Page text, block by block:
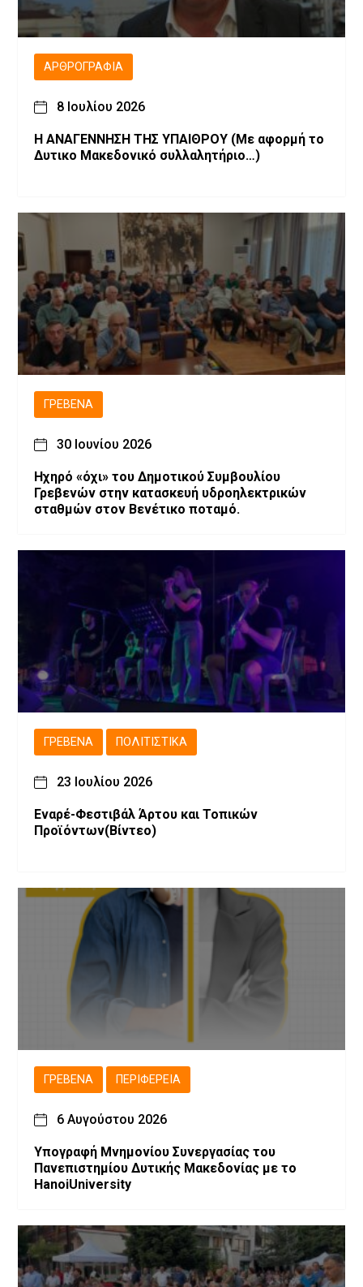
ΑΡΘΡΟΓΡΑΦΊΑ
8 Ιουλίου 2026
Η ΑΝΑΓΕΝΝΗΣΗ ΤΗΣ ΥΠΑΙΘΡΟΥ (Με αφορμή το
Δυτικο Μακεδονικό συλλαλητήριο…)
ΓΡΕΒΕΝΆ
30 Ιουνίου 2026
Ηχηρό «όχι» του Δημοτικού Συμβουλίου
Γρεβενών στην κατασκευή υδροηλεκτρικών
σταθμών στον Βενέτικο ποταμό.
ΓΡΕΒΕΝΆ ΠΟΛΙΤΙΣΤΙΚΆ
23 Ιουλίου 2026
Εναρέ-Φεστιβάλ Άρτου και Τοπικών
Προϊόντων(Βίντεο)
ΓΡΕΒΕΝΆ ΠΕΡΙΦΈΡΕΙΑ
6 Αυγούστου 2026
Υπογραφή Μνημονίου Συνεργασίας του
Πανεπιστημίου Δυτικής Μακεδονίας με το
HanoiUniversity